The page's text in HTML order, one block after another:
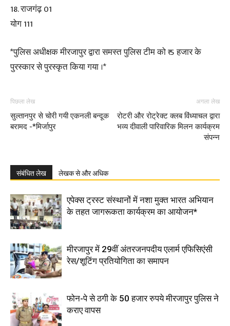
18. राजगंढ़ 01
योग 111
*पुलिस अधीक्षक मीरजापुर द्वारा समस्त पुलिस टीम को ₹ 5 हजार के
पुरस्कार से पुरस्कृत किया गया ।*
पिछला लेख
सुल्तानपुर से चोरी गयी एकनली बन्दूक
बरामद -*मिर्जापुर
अगला लेख
रोटरी और रोट्रेक्ट क्लब विंध्याचल द्वारा
भव्य दीवाली पारिवारिक मिलन कार्यक्रम
संपन्न
संबंधित लेख लेखक से और अधिक
एपेक्स ट्रस्ट संस्थानों में नशा मुक्त भारत अभियान
के तहत जागरूकता कार्यक्रम का आयोजन*
मीरजापुर में 29वीं अंतरजनपदीय एलार्म एफिसिएंसी
रेस/शूटिंग प्रतियोगिता का समापन
फोन-पे से ठगी के 50 हजार रुपये मीरजापुर पुलिस ने
कराए वापस